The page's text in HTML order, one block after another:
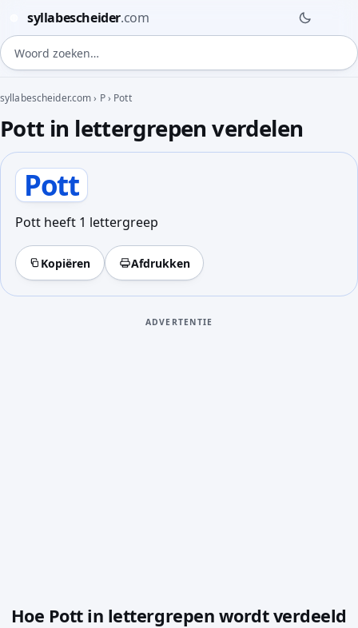
syllabescheider.com
Woord zoeken
syllabescheider.com› P› Pott
Pott in lettergrepen verdelen
Pott
Pott heeft 1 lettergreep
Kopiëren Afdrukken
ADVERTENTIE
Hoe Pott in lettergrepen wordt verdeeld